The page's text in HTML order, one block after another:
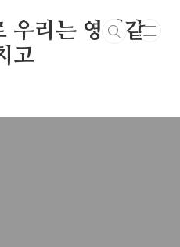
우리는 영원같
고